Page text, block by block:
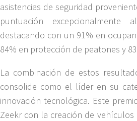
asistencias de seguridad
puntuación
destacando con un 91% en
84% en protección de peatones y
La combinación de estos
consolide como el líder en su
innovación tecnológica. Este
Zeekr con la creación de